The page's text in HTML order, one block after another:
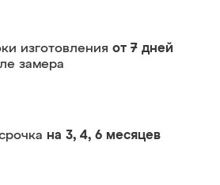
изготовления от 7 дней
замера
на 3, 4, 6 месяцев